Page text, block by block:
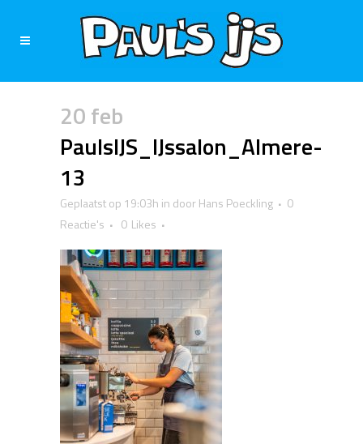
20 feb
PaulsIJS_IJssalon_Almere-
13
Geplaatst op 19:03h in doorHans Poeckling
0
Reactie's
0 Likes